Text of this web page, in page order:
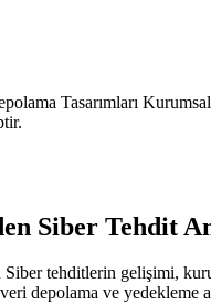
Tasarımları
Siber Tehdit
tehditlerin gelişimi,
depolama ve yedekleme